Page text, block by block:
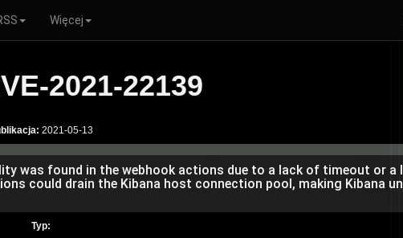
Więcej
2021-22139
2021-05-13
was found in the webhook actions due to a lack of timeout or a
could drain the Kibana host connection pool, making Kibana
Typ: